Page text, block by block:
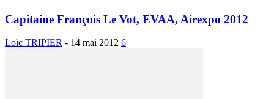
Capitaine François Le Vot, EVAA, Airexpo 2012
Loïc TRIPIER - 14 mai 2012 6